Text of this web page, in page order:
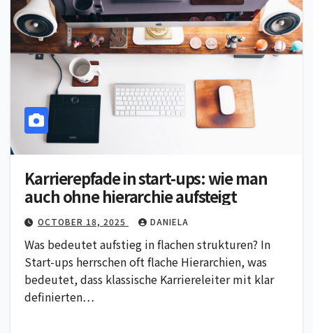
Karrierepfade in start-ups: wie man
auch ohne hierarchie aufsteigt
OCTOBER 18, 2025 DANIELA
Was bedeutet aufstieg in flachen strukturen? In
Start-ups herrschen oft flache Hierarchien, was
bedeutet, dass klassische Karriereleiter mit klar
definierten…